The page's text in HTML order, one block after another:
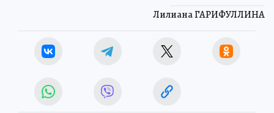
Лилиана ГАРИФУЛЛИНА